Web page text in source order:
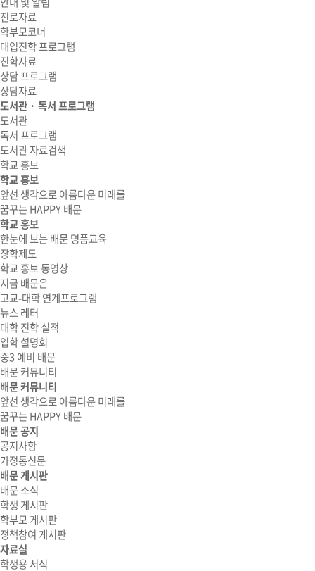
진로자료
학부모코너
대입진학 프로그램
진학자료
상담 프로그램
상담자료
도서관 · 독서 프로그램
도서관
독서 프로그램
도서관 자료검색
학교 홍보
학교 홍보
앞선 생각으로 아름다운 미래를
꿈꾸는 HAPPY 배문
학교 홍보
한눈에 보는 배문 명품교육
장학제도
학교 홍보 동영상
지금 배문은
고교-대학 연계프로그램
뉴스 레터
대학 진학 실적
입학 설명회
중3 예비 배문
배문 커뮤니티
배문 커뮤니티
앞선 생각으로 아름다운 미래를
꿈꾸는 HAPPY 배문
배문 공지
공지사항
가정통신문
배문 게시판
배문 소식
학생 게시판
학부모 게시판
정책참여 게시판
자료실
학생용 서식